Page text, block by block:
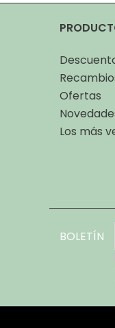
Ofertas
Los más
BOLETÍN